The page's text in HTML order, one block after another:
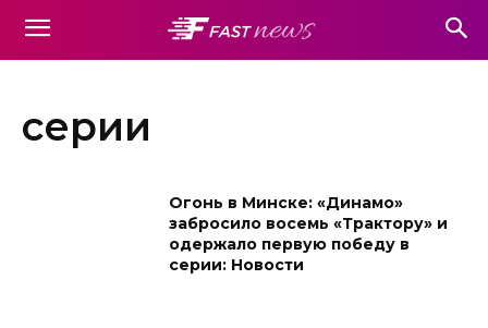
серии
Огонь в Минске: «Динамо»
забросило восемь «Трактору» и
одержало первую победу в
серии: Новости